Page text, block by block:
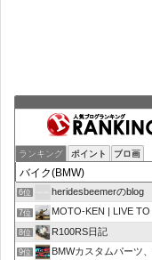
ランキング ポイント ブロ画
6位 heridesbeemerのblog
7位 MOTO-KEN | LIVE TO
8位 R100RS日記
9位 BMWカスタムパーツ、ワンオフマフラ